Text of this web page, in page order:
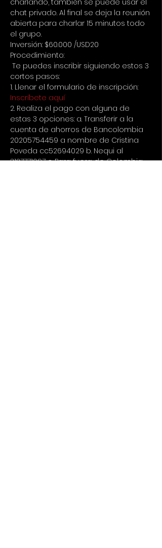
charlando, también se puede usar el
chat privado. Al final se deja la reunión
abierta para charlar 15 minutos todo
el grupo.
Inversión: $60.000 /USD20
Procedimiento:
Te puedes inscribir siguiendo estos 3
cortos pasos:
1. Llenar el formulario de inscripción:
Inscríbete aquí
2. Realiza el pago con alguna de
estas 3 opciones: a. Transferir a la
cuenta de ahorros de Bancolombia
20205754459 a nombre de Cristina
Poveda cc52694029 b. Nequi al
3127771097 c. Para fuera de Colombia